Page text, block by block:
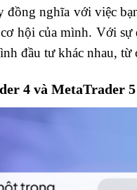
đồng nghĩa với việc
hội của mình. Với sự
đầu tư khác nhau, từ
4 và MetaTrader 5